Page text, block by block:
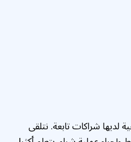
لديها شراكات تابعة. نتلقى